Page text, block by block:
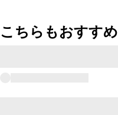
こちらもおすすめ